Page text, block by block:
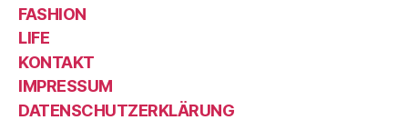
FASHION
LIFE
KONTAKT
IMPRESSUM
DATENSCHUTZERKLÄRUNG